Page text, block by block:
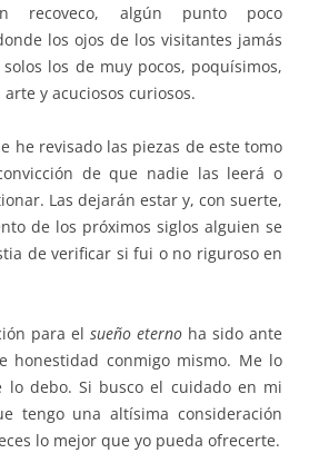
recoveco, algún punto poco
los ojos de los visitantes jamás
los de muy pocos, poquísimos,
y acuciosos curiosos.
he revisado las piezas de este tomo
de que nadie las leerá o
Las dejarán estar y, con suerte,
de los próximos siglos alguien se
de verificar si fui o no riguroso en
para el sueño eterno ha sido ante
honestidad conmigo mismo. Me lo
lo debo. Si busco el cuidado en mi
tengo una altísima consideración
lo mejor que yo pueda ofrecerte.